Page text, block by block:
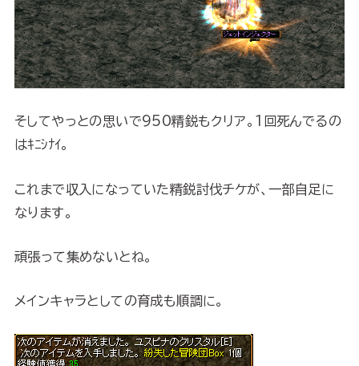
そしてやっとの思いで950精鋭もクリア。1回死んでるの
はｷﾆｼﾅｲ。
これまで収入になっていた精鋭討伐チケが、一部自足に
なります。
頑張って集めないとね。
メインキャラとしての育成も順調に。